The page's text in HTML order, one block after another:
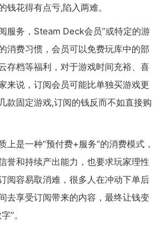
钱花得有点亏,陷入两难。
服务，Steam Deck会员”或特定的游
消费习惯，会员可以免费玩库中的部
存档等福利，对于游戏时间充裕、喜
来说，订阅会员可能比单独买游戏更
款固定游戏,订阅的钱反而不如直接购
是一种“预付费+服务”的消费模式，
誉和持续产出能力，也要求玩家理性
阅容易取消难，很多人在冲动下单后
去享受订阅带来的内容，最终让钱变
”。